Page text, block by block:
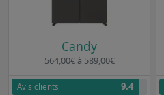
Candy
564,00€ à 589,00€
Avis clients 9.4